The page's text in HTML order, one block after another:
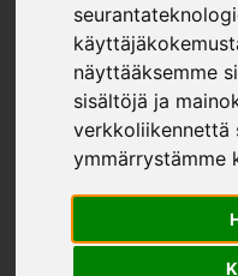
näyttääksemme
sisältöjä ja
verkkoliikennettä
ymmärrystämme
NAUVO